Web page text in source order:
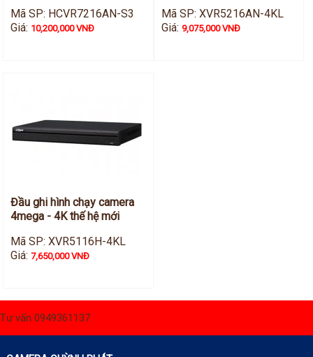
Mã SP: HCVR7216AN-S3
Giá: 10,200,000 VNĐ
Mã SP: XVR5216AN-4KL
Giá: 9,075,000 VNĐ
Đầu ghi hình chạy camera
4mega - 4K thế hệ mới
Mã SP: XVR5116H-4KL
Giá:7,650,000 VNĐ
Tư vấn 0949361137